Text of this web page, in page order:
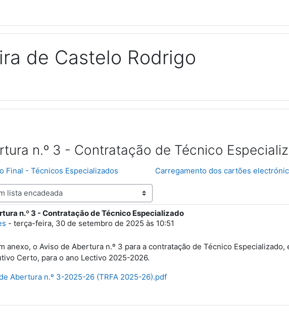
de Castelo Rodrigo
n.º 3 - Contratação de Técnico
Final - Técnicos Especializados Carregamento dos cartões
n.º 3 - Contratação de Técnico Especializado
- terça-feira, 30 de setembro de 2025 às 10:51
0
anexo, o Aviso de Abertura n.º 3 para a contratação de Técnico
Certo, para o ano Lectivo 2025-2026.
Abertura n.º 3-2025-26 (TRFA 2025-26).pdf